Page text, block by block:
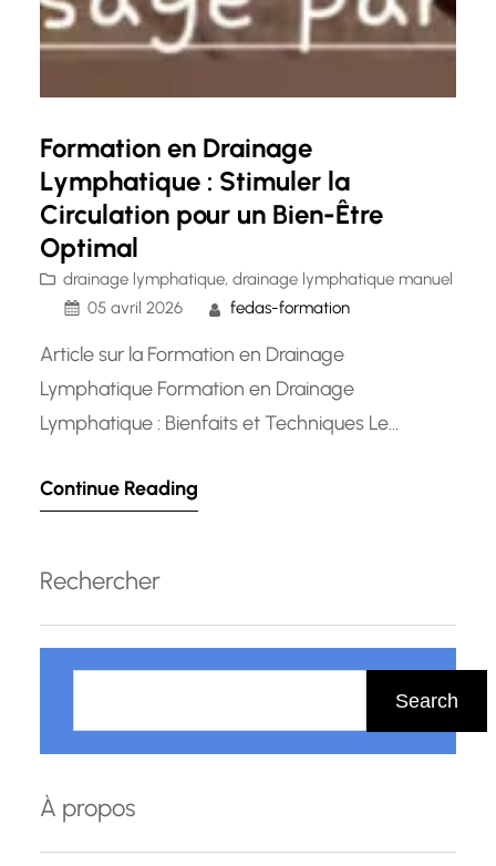
Formation en Drainage
Lymphatique : Stimuler la
Circulation pour un Bien-Être
Optimal
drainage lymphatique, drainage lymphatique manuel
05 avril 2026
fedas-formation
Article sur la Formation en Drainage
Lymphatique Formation en Drainage
Lymphatique : Bienfaits et Techniques Le
massage doux et rythmé qui vise à stimuler la
nombreux bienfaits sur la santé et le bien-être.
La formation…
Continue Reading
Rechercher
h
r
c
Search
À propos